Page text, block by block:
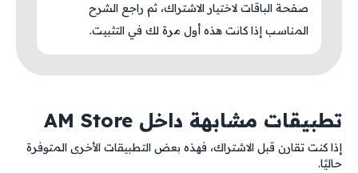
صفحة الباقات لاختيار الاشتراك، ثم راجع الشرح
المناسب إذا كانت هذه أول مرة لك في التثبيت.
تطبيقات مشابهة داخل AM Store
إذا كنت تقارن قبل الاشتراك، فهذه بعض التطبيقات الأخرى المتوفرة
حاليًا.